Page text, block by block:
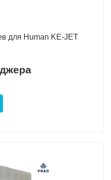
для Human KE-JET